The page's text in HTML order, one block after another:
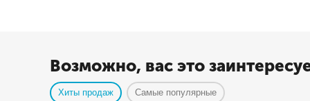
Возможно, вас это
Хиты продаж Самые популярные